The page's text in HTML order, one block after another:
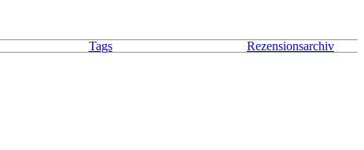
Tags Rezensionsarchiv